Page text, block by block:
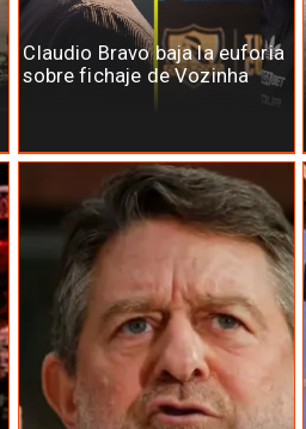
Claudio Bravo baja la euforia
sobre fichaje de Vozinha